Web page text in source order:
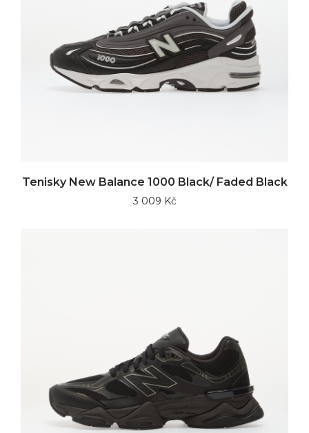
Tenisky New Balance 1000 Black/ Faded Black
3 009 Kč